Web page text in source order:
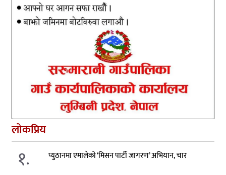
लोकप्रिय
१. प्युठानमा एमालेको ‘मिसन पार्टी जागरण’ अभियान, चार